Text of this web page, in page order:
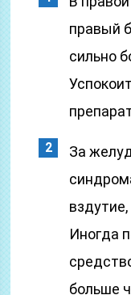
правый
сильно
За
Иногда
больше